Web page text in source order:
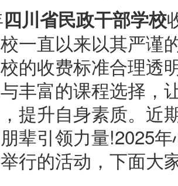
四川省民政干部学校
一直以来以其严谨
的收费标准合理透
丰富的课程选择，
提升自身素质。近
辈引领力量!2025
行的活动，下面大